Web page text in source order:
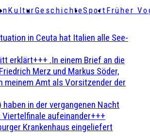
KulturGeschichteSport Früher
in Ceuta hat Italien alle See-
erklärt+++ .In einem Brief an die
Merz und Markus Söder,
meinem Amt als Vorsitzender der
in der vergangenen Nacht
aufeinander+++
Krankenhaus eingeliefert